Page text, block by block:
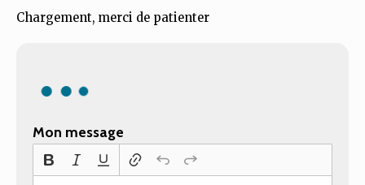
Chargement, merci de patienter
Mon message